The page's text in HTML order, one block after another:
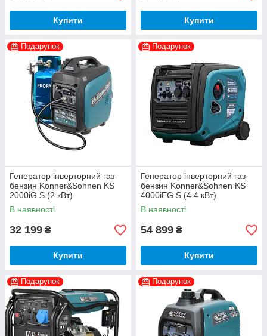
Купити Купити
Подарунок
Генератор інверторний газ-
бензин Konner&Sohnen KS
2000iG S (2 кВт)
В наявності
32 199 ₴
Купити
Подарунок
Генератор інверторний газ-
бензин Konner&Sohnen KS
4000iEG S (4.4 кВт)
В наявності
54 899 ₴
Купити
Подарунок Подарунок